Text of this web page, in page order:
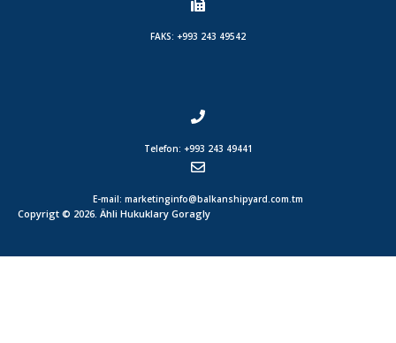
FAKS: +993 243 49542
Telefon: +993 243 49441
E-mail: marketinginfo@balkanshipyard.com.tm
Copyrigt © 2026. Ähli Hukuklary Goragly